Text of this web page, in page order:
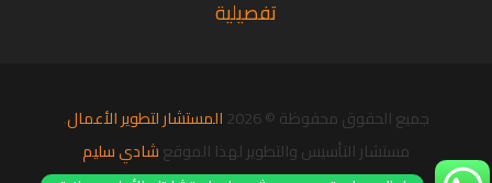
تفصيلية
جميع الحقوق محفوظة © 2026 المستشار لتطوير الأعمال.
مستشار التأسيس والتطوير لهذا الموقعشادي سليم